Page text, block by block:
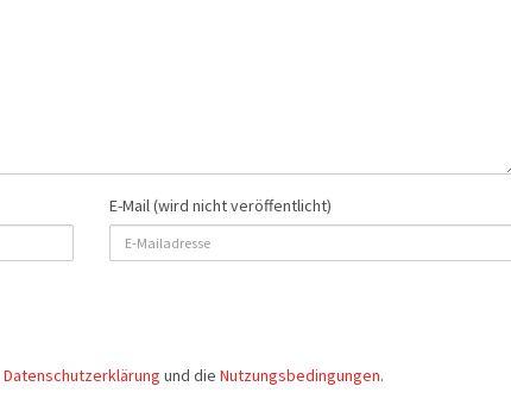
E-Mail (wird nicht veröffentlicht)
Datenschutzerklärung und die Nutzungsbedingungen.